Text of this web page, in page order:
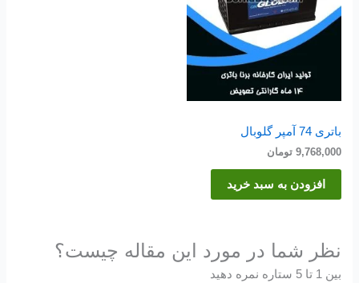
باتری 74 آمپر گلوبال
9,768,000 تومان
افزودن به سبد خرید
نظر شما در مورد این مقاله چیست؟
بین 1 تا 5 ستاره نمره دهید